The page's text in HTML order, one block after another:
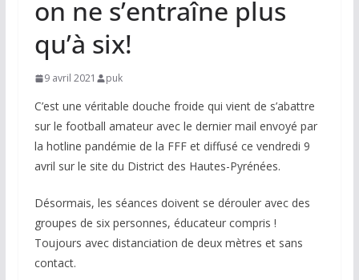
on ne s’entraîne plus
qu’à six!
9 avril 2021 puk
C’est une véritable douche froide qui vient de s’abattre
sur le football amateur avec le dernier mail envoyé par
la hotline pandémie de la FFF et diffusé ce vendredi 9
avril sur le site du District des Hautes-Pyrénées.
Désormais, les séances doivent se dérouler avec des
groupes de six personnes, éducateur compris !
Toujours avec distanciation de deux mètres et sans
contact.